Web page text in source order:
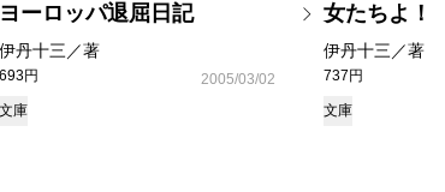
ヨーロッパ退屈日記
伊丹十三／著
693円
2005/03/02
文庫
女たちよ！
伊丹十三／著
737円
文庫